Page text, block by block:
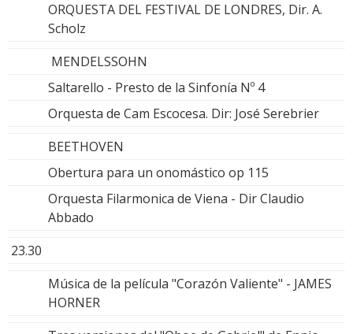
ORQUESTA DEL FESTIVAL DE LONDRES, Dir. A.
Scholz
MENDELSSOHN
Saltarello - Presto de la Sinfonía Nº 4
Orquesta de Cam Escocesa. Dir: José Serebrier
BEETHOVEN
Obertura para un onomástico op 115
Orquesta Filarmonica de Viena - Dir Claudio
Abbado
23.30
Música de la película "Corazón Valiente" - JAMES
HORNER